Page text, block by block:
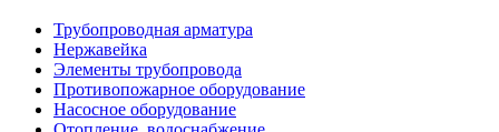
Трубопроводная арматура
Нержавейка
Элементы трубопровода
Противопожарное оборудование
Насосное оборудование